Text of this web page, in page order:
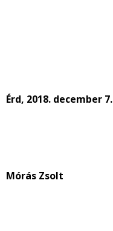
Érd, 2018. december 7.
Mórás Zsolt